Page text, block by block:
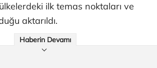
ilk temas noktaları ve
aktarıldı.
Haberin Devamı